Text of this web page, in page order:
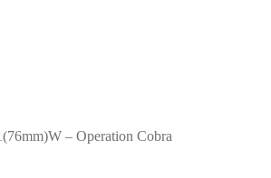
– Operation Cobra